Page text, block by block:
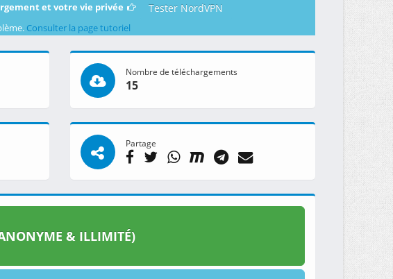
et votre vie privée Tester NordVPN
Consulter la page tutoriel
Nombre de téléchargements
15
Partage
& ILLIMITÉ)